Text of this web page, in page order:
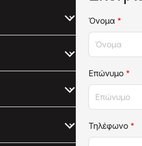
Όνομα
Επώνυμο
Τηλέφωνο